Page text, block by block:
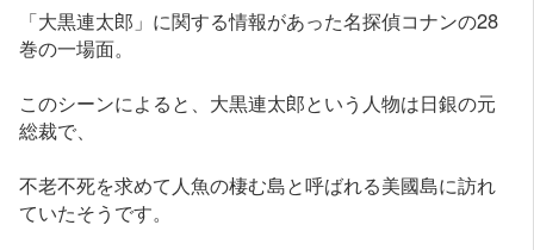
「大黒連太郎」に関する情報があった名探偵コナンの28
巻の一場面。
このシーンによると、大黒連太郎という人物は日銀の元
総裁で、
不老不死を求めて人魚の棲む島と呼ばれる美國島に訪れ
ていたそうです。